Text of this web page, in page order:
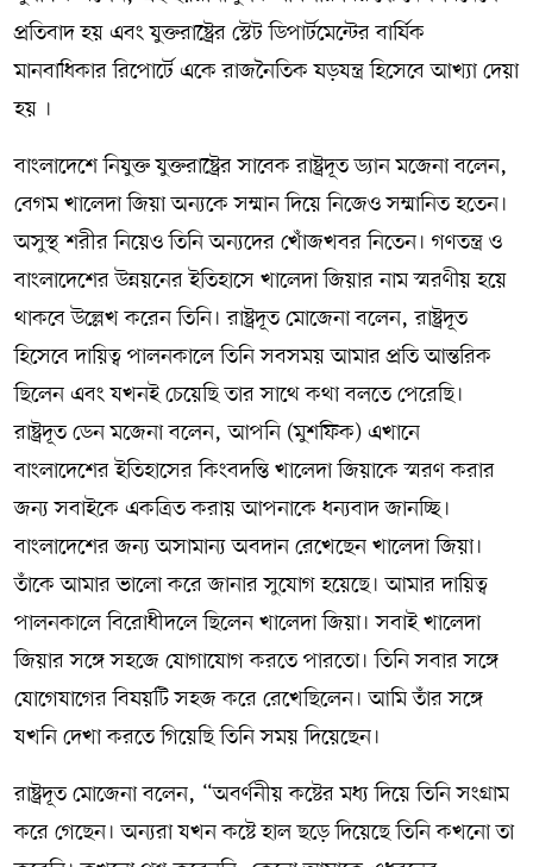
প্রতিবাদ হয় এবং যুক্তরাষ্ট্রের স্টেট ডিপার্টমেন্টের বার্ষিক
মানবাধিকার রিপোর্টে একে রাজনৈতিক ষড়যন্ত্র হিসেবে আখ্যা দেয়া
হয় ।
বাংলাদেশে নিযুক্ত যুক্তরাষ্ট্রের সাবেক রাষ্ট্রদূত ড্যান মজেনা বলেন,
বেগম খালেদা জিয়া অন্যকে সম্মান দিয়ে নিজেও সম্মানিত হতেন।
অসুস্থ শরীর নিয়েও তিনি অন‍্যদের খোঁজখবর নিতেন। গণতন্ত্র ও
বাংলাদেশের উন্নয়নের ইতিহাসে খালেদা জিয়ার নাম স্মরণীয় হয়ে
থাকবে উল্লেখ করেন তিনি। রাষ্ট্রদূত মোজেনা বলেন, রাষ্ট্রদূত
হিসেবে দায়িত্ব পালনকালে তিনি সবসময় আমার প্রতি আন্তরিক
ছিলেন এবং যখনই চেয়েছি তার সাথে কথা বলতে পেরেছি।
রাষ্ট্রদূত ডেন মজেনা বলেন, আপনি (মুশফিক) এখানে
বাংলাদেশের ইতিহাসের কিংবদন্তি খালেদা জিয়াকে স্মরণ করার
জন্য সবাইকে একত্রিত করায় আপনাকে ধন্যবাদ জানচ্ছি।
বাংলাদেশের জন্য অসামান্য অবদান রেখেছেন খালেদা জিয়া।
তাঁকে আমার ভালো করে জানার সুযোগ হয়েছে। আমার দায়িত্ব
পালনকালে বিরোধীদলে ছিলেন খালেদা জিয়া। সবাই খালেদা
জিয়ার সঙ্গে সহজে যোগাযোগ করতে পারতো। তিনি সবার সঙ্গে
যোগেযাগের বিষয়টি সহজ করে রেখেছিলেন। আমি তাঁর সঙ্গে
যখনি দেখা করতে গিয়েছি তিনি সময় দিয়েছেন।
রাষ্ট্রদূত মোজেনা বলেন, “অবর্ণনীয় কষ্টের মধ্য দিয়ে তিনি সংগ্রাম
করে গেছেন। অন্যরা যখন কষ্টে হাল ছড়ে দিয়েছে তিনি কখনো তা